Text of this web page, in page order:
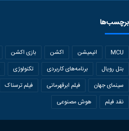
برچسب‌ها
MCU انیمیشن اکشن بازی اکشن
بتل رویال
برنامه‌های کاربردی تکنولوژی
سینمای جهان
فیلم ابرقهرمانی فیلم ترسناک
نقد فیلم
هوش مصنوعی